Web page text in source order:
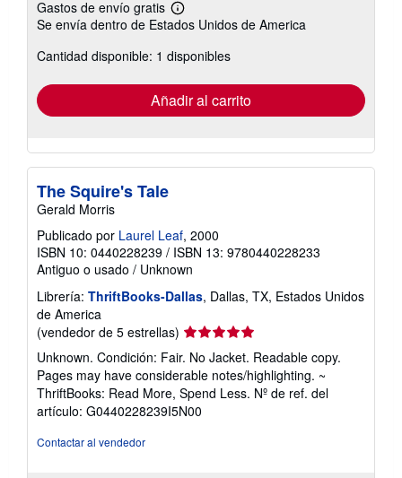
Gastos de envío gratis
Más
información
las
tarifas
envío
Se envía dentro de Estados Unidos de America
Cantidad disponible: 1 disponibles
Añadir al carrito
The Squire's Tale
Gerald Morris
Publicado por Laurel Leaf, 2000
ISBN 10: 0440228239 / ISBN 13: 9780440228233
Antiguo o usado / Unknown
Librería: ThriftBooks-Dallas, Dallas, TX, Estados Unidos
de America
(vendedor de 5 estrellas) Calificación
del
vendedor:
5
de
5
Unknown. Condición: Fair. No Jacket. Readable copy.
Pages may have considerable notes/highlighting. ~
ThriftBooks: Read More, Spend Less. Nº de ref. del
artículo: G0440228239I5N00
Contactar al vendedor